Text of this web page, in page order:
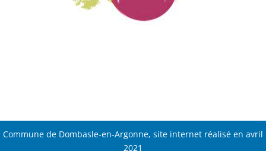
Commune de Dombasle-en-Argonne, site internet réalisé en avril
2021